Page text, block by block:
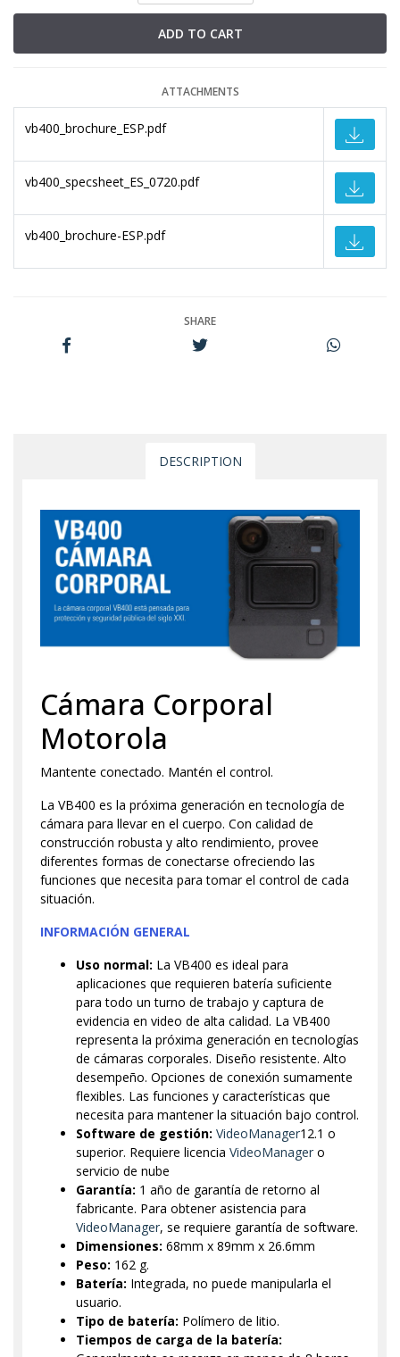
ATTACHMENTS
vb400_brochure_ESP.pdf
vb400_specsheet_ES_0720.pdf
vb400_brochure-ESP.pdf
SHARE
DESCRIPTION
Cámara Corporal
Motorola
Mantente conectado. Mantén el control.
La VB400 es la próxima generación en tecnología de
cámara para llevar en el cuerpo. Con calidad de
construcción robusta y alto rendimiento, provee
diferentes formas de conectarse ofreciendo las
funciones que necesita para tomar el control de cada
situación.
INFORMACIÓN GENERAL
Uso normal: La VB400 es ideal para
aplicaciones que requieren batería suficiente
para todo un turno de trabajo y captura de
evidencia en video de alta calidad. La VB400
representa la próxima generación en tecnologías
de cámaras corporales. Diseño resistente. Alto
desempeño. Opciones de conexión sumamente
flexibles. Las funciones y características que
necesita para mantener la situación bajo control.
Software de gestión: VideoManager12.1 o
superior. Requiere licencia VideoManager o
servicio de nube
Garantía: 1 año de garantía de retorno al
fabricante. Para obtener asistencia para
VideoManager, se requiere garantía de software.
Dimensiones: 68mm x 89mm x 26.6mm
Peso: 162 g.
Batería: Integrada, no puede manipularla el
usuario.
Tipo de batería: Polímero de litio.
Tiempos de carga de la batería: